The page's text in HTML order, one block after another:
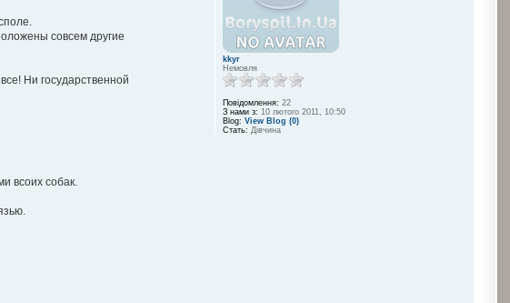
совсем другие
Ни государственной
всоих собак.
kkyr
Немовля
Повідомлення: 22
З нами з: 10 лютого 2011, 10:50
Blog: View Blog (0)
Стать: Дівчина